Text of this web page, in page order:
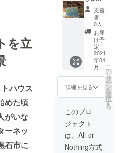
を立
ハウス
めた頃
がいな
ーネッ
石市に
味しさ
に心底
驚き、
どうし
てこん
なに甘
くなる
のかを
調べた
とこ
ろ、氷
温近く
で貯蔵
をする
事で、
芋は凍
るまい
とデン
プンを
味がい
つでも
お楽し
みいた
だけま
す！
がら節
発祥の
地の情
報メッ
セージ
送りま
す。
・
貴方の
ネーム
プレー
トをゲ
ストハ
ウスに
設置し
ます。
・
支援
者：
0人
お届
け予
定：
2021
年04
月
詳細を見る
こ
の
リ
タ
ー
ン
を
選
択
す
る
このプロ
ジェクト
は、All-or-
Nothing方式